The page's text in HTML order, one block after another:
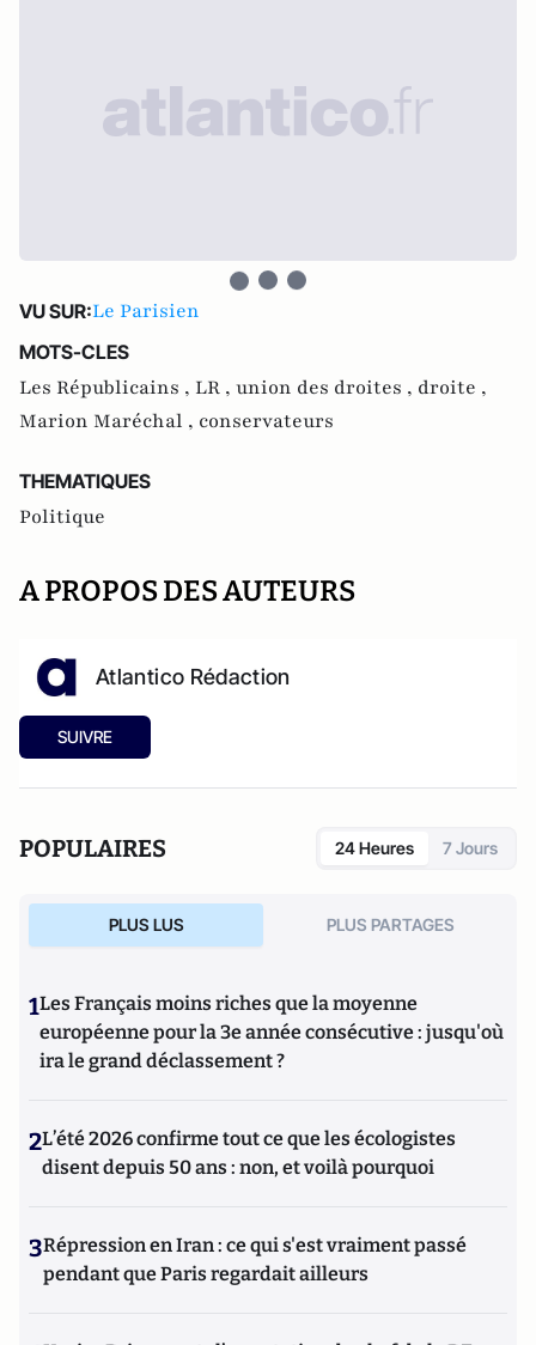
VU SUR:Le Parisien
MOTS-CLES
Les Républicains , LR , union des droites , droite ,
Marion Maréchal , conservateurs
THEMATIQUES
Politique
A PROPOS DES AUTEURS
Atlantico Rédaction
SUIVRE
POPULAIRES 24 Heures 7 Jours
PLUS LUS PLUS PARTAGES
1Les Français moins riches que la moyenne
européenne pour la 3e année consécutive : jusqu'où
ira le grand déclassement ?
2L’été 2026 confirme tout ce que les écologistes
disent depuis 50 ans : non, et voilà pourquoi
3Répression en Iran : ce qui s'est vraiment passé
pendant que Paris regardait ailleurs